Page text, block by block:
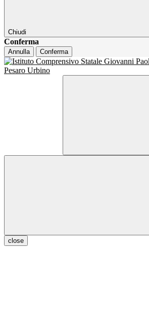
Chiudi
Conferma
Annulla Conferma
close